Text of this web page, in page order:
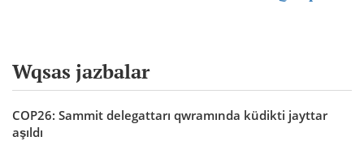
Wqsas jazbalar
COP26: Sammit delegattarı qwramında küdikti jayttar
aşıldı